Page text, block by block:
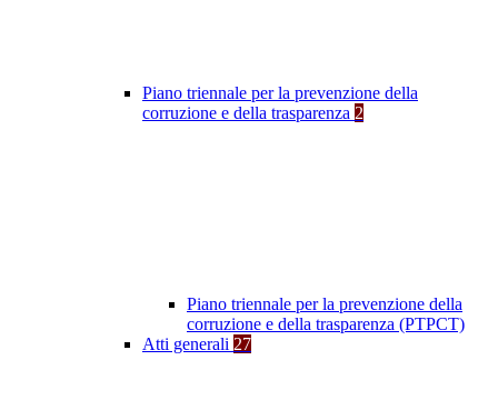
Piano triennale per la prevenzione della
corruzione e della trasparenza 2
Piano triennale per la prevenzione della
corruzione e della trasparenza (PTPCT)
Atti generali 27